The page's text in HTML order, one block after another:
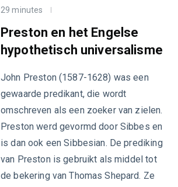
29 minutes
Preston en het Engelse
hypothetisch universalisme
John Preston (1587-1628) was een
gewaarde predikant, die wordt
omschreven als een zoeker van zielen.
Preston werd gevormd door Sibbes en
is dan ook een Sibbesian. De prediking
van Preston is gebruikt als middel tot
de bekering van Thomas Shepard. Ze